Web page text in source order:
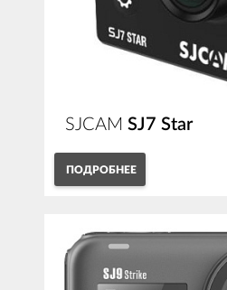
SJCAM SJ7 Star
ПОДРОБНЕЕ